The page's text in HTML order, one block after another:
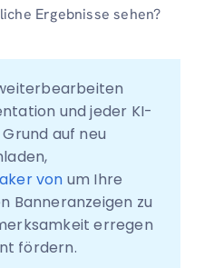
Ergebnisse sehen?
und jeder KI-
auf neu
von um Ihre
Banneranzeigen zu
erregen
fördern.